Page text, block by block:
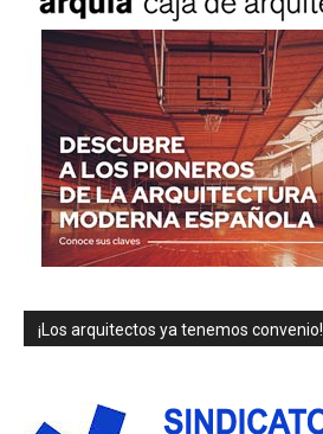
¡Los arquitectos ya tenemos convenio!